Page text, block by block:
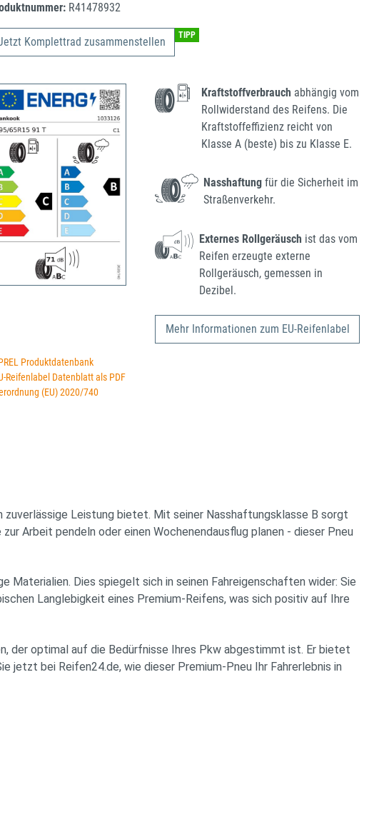
R41478932
Komplettrad zusammenstellen TIPP
Kraftstoffverbrauch abhängig vom
Rollwiderstand des Reifens. Die
Kraftstoffeffizienz reicht von
Klasse A (beste) bis zu Klasse E.
Nasshaftung für die Sicherheit im
Straßenverkehr.
Externes Rollgeräusch ist das vom
Reifen erzeugte externe
Rollgeräusch, gemessen in
Dezibel.
Mehr Informationen zum EU-Reifenlabel
Produktdatenbank
Reifenlabel Datenblatt als PDF
(EU) 2020/740
zuverlässige Leistung bietet. Mit seiner Nasshaftungsklasse B sorgt
Arbeit pendeln oder einen Wochenendausflug planen - dieser Pneu
Materialien. Dies spiegelt sich in seinen Fahreigenschaften wider: Sie
Langlebigkeit eines Premium-Reifens, was sich positiv auf Ihre
der optimal auf die Bedürfnisse Ihres Pkw abgestimmt ist. Er bietet
bei Reifen24.de, wie dieser Premium-Pneu Ihr Fahrerlebnis in